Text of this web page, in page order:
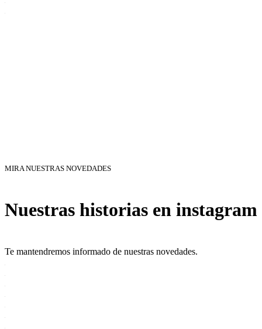
MIRA NUESTRAS NOVEDADES
Nuestras historias en instagram
Te mantendremos informado de nuestras novedades.